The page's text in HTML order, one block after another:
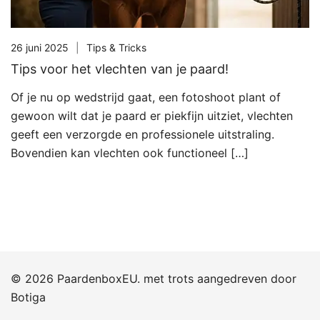
26 juni 2025 Tips & Tricks
Tips voor het vlechten van je paard!
Of je nu op wedstrijd gaat, een fotoshoot plant of
gewoon wilt dat je paard er piekfijn uitziet, vlechten
geeft een verzorgde en professionele uitstraling.
Bovendien kan vlechten ook functioneel […]
© 2026 PaardenboxEU. met trots aangedreven door
Botiga